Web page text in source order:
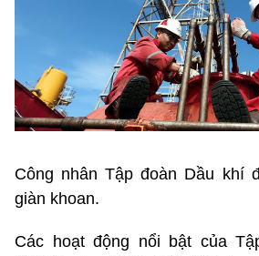
Công nhân Tập đoàn Dầu khí
giàn khoan.
Các hoạt động nổi bật của